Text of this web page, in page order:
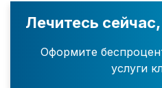
Лечитесь
Оформите
услуги